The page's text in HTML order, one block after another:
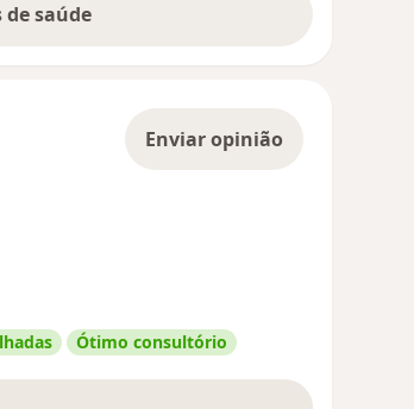
de saúde
Enviar opinião
Ótimo consultório